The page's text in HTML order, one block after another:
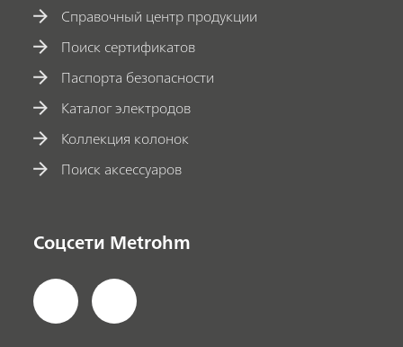
Справочный центр продукции
Поиск сертификатов
Паспорта безопасности
Каталог электродов
Коллекция колонок
Поиск аксессуаров
Соцсети Metrohm